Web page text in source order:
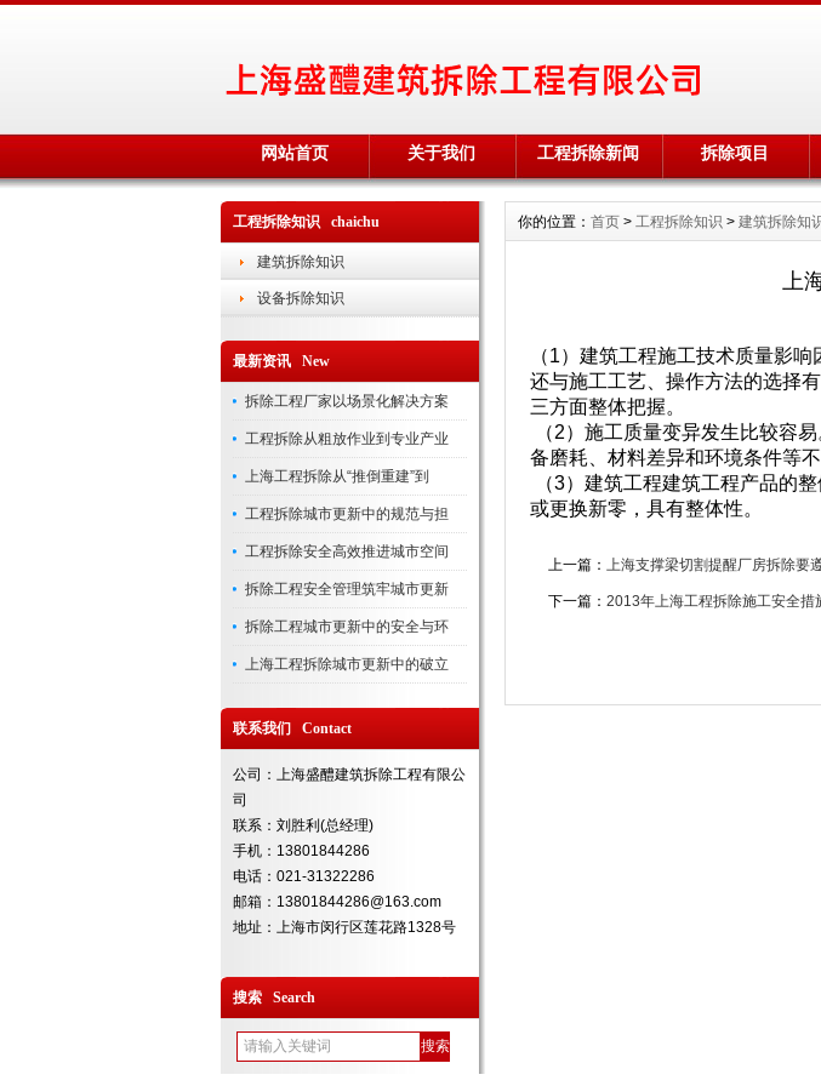
网站首页 关于我们 工程拆除新闻 拆除项目
工程拆除知识 chaichu
建筑拆除知识
设备拆除知识
最新资讯 New
拆除工程厂家以场景化解决方案
工程拆除从粗放作业到专业产业
上海工程拆除从“推倒重建”到
工程拆除城市更新中的规范与担
工程拆除安全高效推进城市空间
拆除工程安全管理筑牢城市更新
拆除工程城市更新中的安全与环
上海工程拆除城市更新中的破立
联系我们 Contact
公司：上海盛醴建筑拆除工程有限公
司
联系：刘胜利(总经理)
手机：13801844286
电话：021-31322286
邮箱：13801844286@163.com
地址：上海市闵行区莲花路1328号
搜索 Search
你的位置： 首页 > 工程拆除知识 > 建筑拆除知
上
（1）建筑工程施工技术质量影
还与施工工艺、操作方法的选择
三方面整体把握。
（2）施工质量变异发生比较容
备磨耗、材料差异和环境条件等
（3）建筑工程建筑工程产品的
或更换新零，具有整体性。
上一篇： 上海支撑梁切割提醒厂房拆除要
下一篇： 2013年上海工程拆除施工安全措